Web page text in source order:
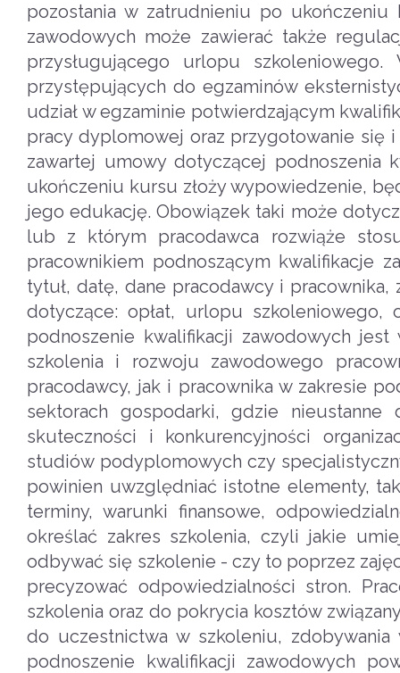
pozostania w zatrudnieniu po ukończeniu
zawodowych może zawierać także
przysługującego urlopu
przystępujących do egzaminów
udział w egzaminie potwierdzającym
pracy dyplomowej oraz przygotowanie się
zawartej umowy dotyczącej
ukończeniu kursu złoży wypowiedzenie,
jego edukację. Obowiązek taki może
lub z którym pracodawca rozwiąże
pracownikiem podnoszącym kwalifikacje
tytuł, datę, dane pracodawcy i
dotyczące: opłat, urlopu
podnoszenie kwalifikacji zawodowych
szkolenia i rozwoju zawodowego
pracodawcy, jak i pracownika w zakresie
sektorach gospodarki, gdzie
skuteczności i konkurencyjności
studiów podyplomowych czy
powinien uwzględniać istotne elementy,
terminy, warunki finansowe,
określać zakres szkolenia, czyli jakie
odbywać się szkolenie - czy to poprzez
precyzować odpowiedzialności stron.
szkolenia oraz do pokrycia kosztów
do uczestnictwa w szkoleniu,
podnoszenie kwalifikacji zawodowych